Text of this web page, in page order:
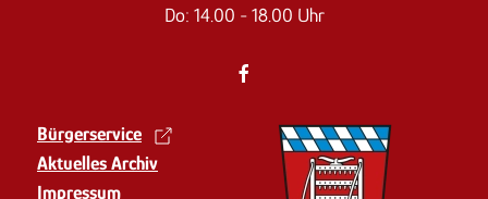
Do: 14.00 - 18.00 Uhr
Bürgerservice
Aktuelles Archiv
Impressum